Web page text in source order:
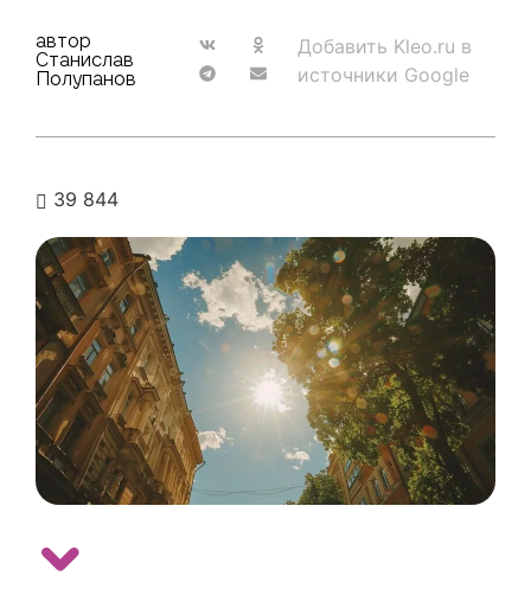
автор
Станислав
Полупанов
Добавить Kleo.ru в
источники Google
39 844